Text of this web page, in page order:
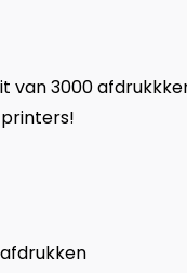
3000